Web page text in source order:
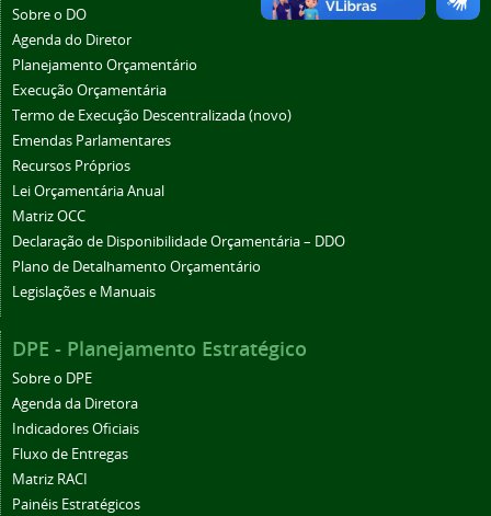
Sobre o DO
Agenda do Diretor
Planejamento Orçamentário
Execução Orçamentária
Termo de Execução Descentralizada (novo)
Emendas Parlamentares
Recursos Próprios
Lei Orçamentária Anual
Matriz OCC
Declaração de Disponibilidade Orçamentária – DDO
Plano de Detalhamento Orçamentário
Legislações e Manuais
DPE - Planejamento Estratégico
Sobre o DPE
Agenda da Diretora
Indicadores Oficiais
Fluxo de Entregas
Matriz RACI
Painéis Estratégicos